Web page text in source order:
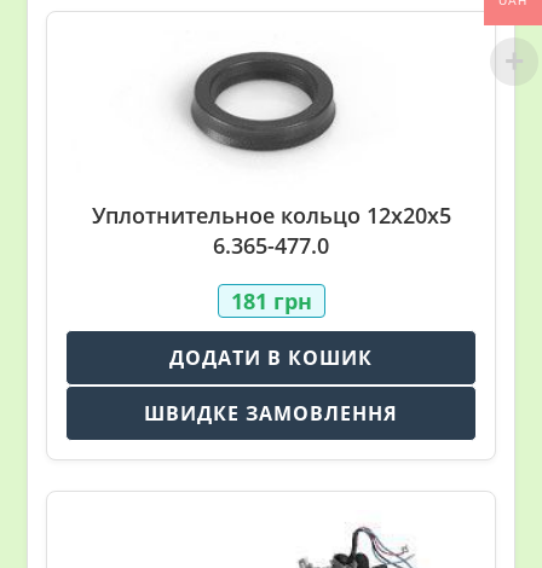
Уплотнительное кольцо 12х20х5
6.365-477.0
181 грн
ДОДАТИ В КОШИК
ШВИДКЕ ЗАМОВЛЕННЯ